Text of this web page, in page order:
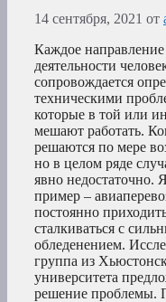
14 сентября, 2021 от
Каждое направление
деятельности
сопровождается
техническими
которые в той или
мешают работать.
решаются по мере
но в целом ряде
явно недостаточно.
пример –
постоянно
сталкиваться с
обледенением.
группа из
университета
решение проблемы.